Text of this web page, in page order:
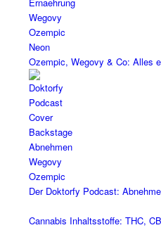
Ozempic, Wegovy & Co: Alles
Der Doktorfy Podcast:
Cannabis Inhaltsstoffe: THC,